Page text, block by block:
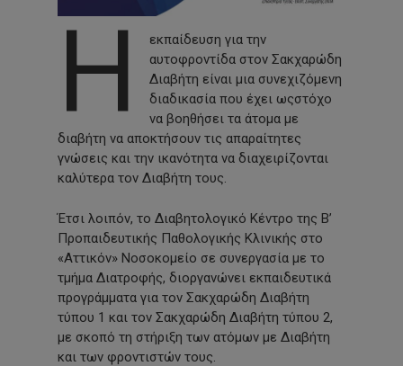
Η
εκπαίδευση για την
αυτοφροντίδα στον Σακχαρώδη
Διαβήτη είναι μια συνεχιζόμενη
διαδικασία που έχει ωςστόχο
να βοηθήσει τα άτομα με
διαβήτη να αποκτήσουν τις απαραίτητες
γνώσεις και την ικανότητα να διαχειρίζονται
καλύτερα τον Διαβήτη τους.
Έτσι λοιπόν, το Διαβητολογικό Κέντρο της Β’
Προπαιδευτικής Παθολογικής Κλινικής στο
«Αττικόν» Νοσοκομείο σε συνεργασία με το
τμήμα Διατροφής, διοργανώνει εκπαιδευτικά
προγράμματα για τον Σακχαρώδη Διαβήτη
τύπου 1 και τον Σακχαρώδη Διαβήτη τύπου 2,
με σκοπό τη στήριξη των ατόμων με Διαβήτη
και των φροντιστών τους.